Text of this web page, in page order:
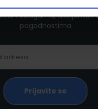
kako bi primali
i uslugama, akcijama i
pogodnostima